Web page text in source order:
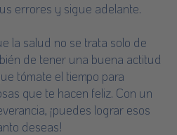
errores y sigue adelante.
la salud no se trata solo de
de tener una buena actitud
tómate el tiempo para
que te hacen feliz. Con un
¡puedes lograr esos
deseas!